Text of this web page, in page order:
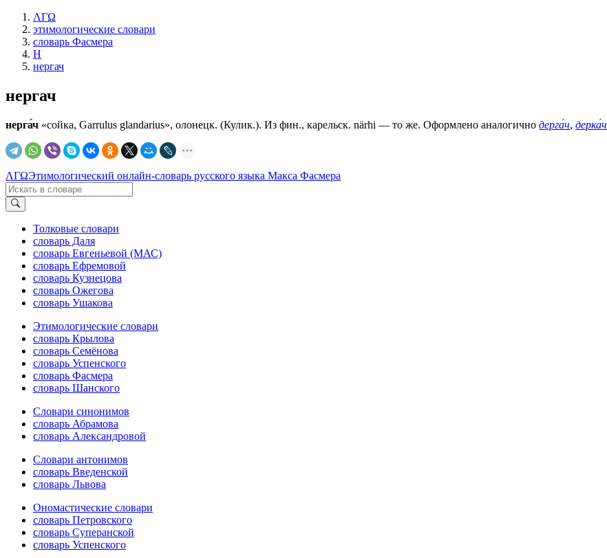
ΛΓΩ
этимологические словари
словарь Фасмера
Н
нергач
нергач
нерга́ч «сойка, Garrulus glandarius», олонецк. (Кулик.). Из фин., карельск. närhi — то же. Оформлено аналогично дерга́ч, дерка́ч
ΛΓΩЭтимологический онлайн-словарь русского языка Макса Фасмера
Толковые словари
словарь Даля
словарь Евгеньевой (МАС)
словарь Ефремовой
словарь Кузнецова
словарь Ожегова
словарь Ушакова
Этимологические словари
словарь Крылова
словарь Семёнова
словарь Успенского
словарь Фасмера
словарь Шанского
Словари синонимов
словарь Абрамова
словарь Александровой
Словари антонимов
словарь Введенской
словарь Львова
Ономастические словари
словарь Петровского
словарь Суперанской
словарь Успенского